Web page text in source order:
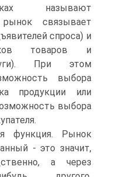
называют
рынок связывает
спроса) и
товаров и
При этом
выбора
продукции или
выбора
функция. Рынок
- это значит,
а через